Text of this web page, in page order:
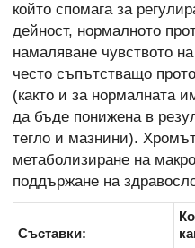
който спомага за
дейност, нормалното
намаляване чувството
често съпътстващо
(както и за нормалната
да бъде понижена в
тегло и мазнини).
метаболизиране на
поддържане на
Съставки: